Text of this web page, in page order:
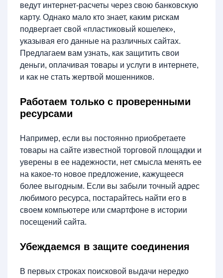
ведут интернет-расчеты через свою банковскую
карту. Однако мало кто знает, каким рискам
подвергает свой «пластиковый кошелек»,
указывая его данные на различных сайтах.
Предлагаем вам узнать, как защитить свои
деньги, оплачивая товары и услуги в интернете,
и как не стать жертвой мошенников.
Работаем только с проверенными
ресурсами
Например, если вы постоянно приобретаете
товары на сайте известной торговой площадки и
уверены в ее надежности, нет смысла менять ее
на какое-то новое предложение, кажущееся
более выгодным. Если вы забыли точный адрес
любимого ресурса, постарайтесь найти его в
своем компьютере или смартфоне в истории
посещений сайта.
Убеждаемся в защите соединения
В первых строках поисковой выдачи нередко